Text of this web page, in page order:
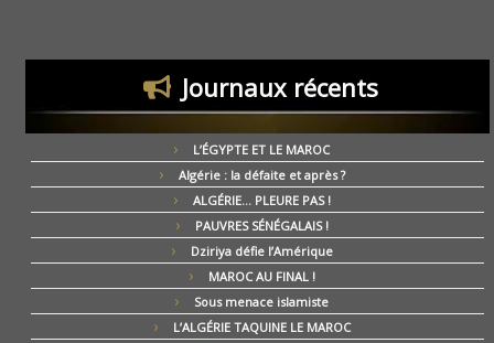
Journaux récents
L’ÉGYPTE ET LE MAROC
Algérie : la défaite et après ?
ALGÉRIE… PLEURE PAS !
PAUVRES SÉNÉGALAIS !
Dziriya défie l’Amérique
MAROC AU FINAL !
Sous menace islamiste
L’ALGÉRIE TAQUINE LE MAROC